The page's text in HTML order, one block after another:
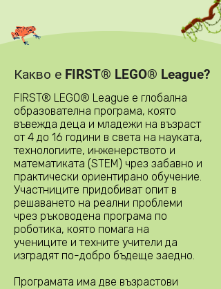
Какво е FIRST® LEGO® League?
FIRST® LEGO® League е глобална
образователна програма, която
въвежда деца и младежи на възраст
от 4 до 16 години в света на науката,
технологиите, инженерството и
математиката (STEM) чрез забавно и
практически ориентирано обучение.
Участниците придобиват опит в
решаването на реални проблеми
чрез ръководена програма по
роботика, която помага на
учениците и техните учители да
изградят по-добро бъдеще заедно.
Програмата има две възрастови